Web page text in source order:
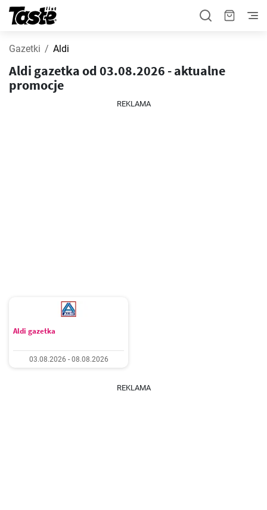
Gazetki Aldi
Aldi gazetka od 03.08.2026 - aktualne
promocje
REKLAMA
Aldi gazetka
03.08.2026 - 08.08.2026
REKLAMA